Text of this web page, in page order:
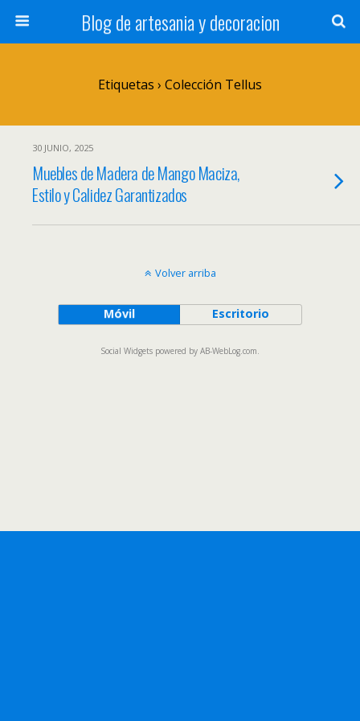
Blog de artesania y decoracion
Etiquetas › Colección Tellus
30 JUNIO, 2025
Muebles de Madera de Mango Maciza,
Estilo y Calidez Garantizados
Volver arriba
Móvil Escritorio
Social Widgets powered by AB-WebLog.com.